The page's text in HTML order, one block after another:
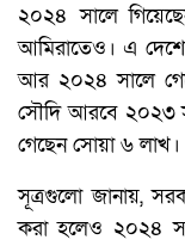
২০২৪ সালে
আমিরাতেও। এ দেশে
আর ২০২৪ সালে
সৌদি আরবে ২০২৩
গেছেন সোয়া ৬ লাখ।
সূত্রগুলো জানায়,
করা হলেও ২০২৪